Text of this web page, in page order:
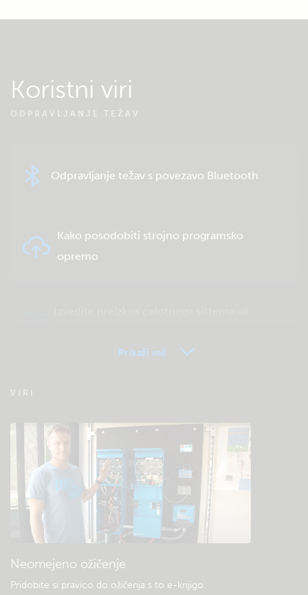
Koristni viri
ODPRAVLJANJE TEŽAV
Odpravljanje težav s povezavo Bluetooth
Kako posodobiti strojno programsko
opremo
Preverite bazo znanja skupnosti
Splošni prenosi in dokumentacija
Prikaži več
VIRI
Neomejeno ožičenje
Pridobite si pravico do ožičenja s to e-knjigo.